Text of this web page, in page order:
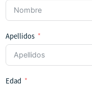
Apellidos
Edad